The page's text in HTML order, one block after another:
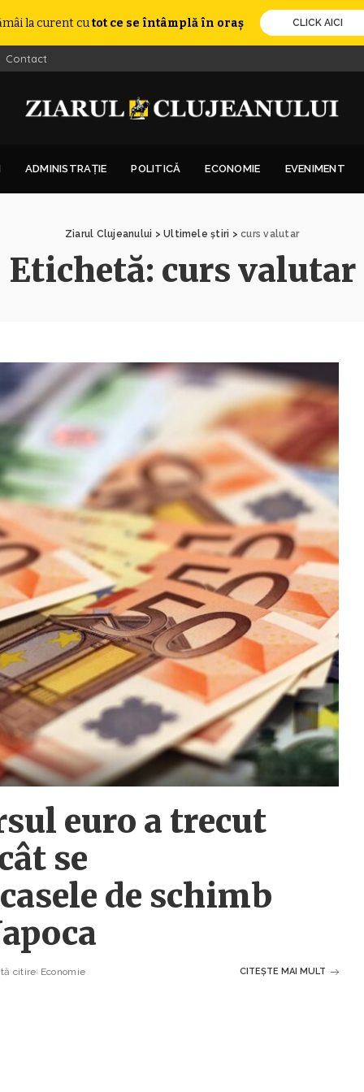
la curent cutot ce se întâmplă în oraș CLICK AICI
Contact
ADMINISTRAȚIE POLITICĂ ECONOMIE EVENIMENT
Ziarul Clujeanului >Ultimele știri >curs valutar
Etichetă: curs valutar
euro a trecut
se
de schimb
citire Economie CITEȘTE MAI MULT